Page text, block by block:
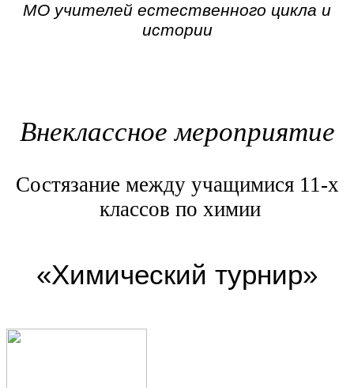
МО учителей естественного цикла и
истории
Внеклассное мероприятие
Состязание между учащимися 11-х
классов по химии
«Химический турнир»